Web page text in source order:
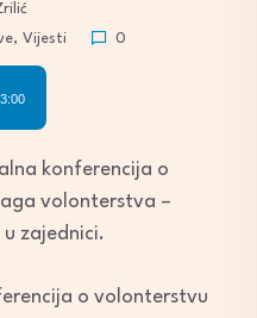
, Vijesti 0
konferencija o
volonterstva –
zajednici.
o volonterstvu